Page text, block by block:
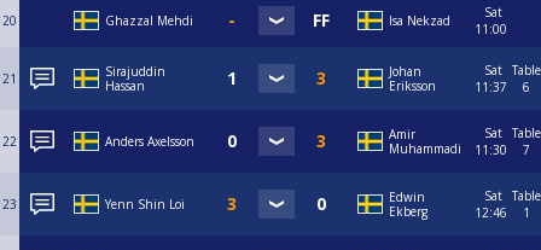
20 Ghazzal Mehdi Isa Nekzad
Sat
11:00
21
Sirajuddin
Hassan
Johan
Eriksson
Sat
11:37
Table
6
22 Anders Axelsson
Amir
Muhammadi
Sat
11:30
Table
7
23 Yenn Shin Loi
Edwin
Ekberg
Sat
12:46
Table
1